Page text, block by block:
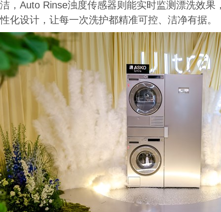
洁，Auto Rinse浊度传感器则能实时监测漂洗效果
性化设计，让每一次洗护都精准可控、洁净有据。